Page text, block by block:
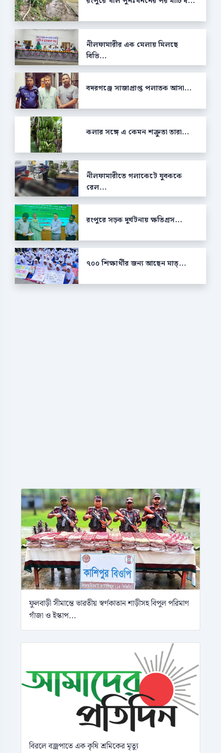
নীলফামারীর এক মেলায় মিলছে
বিভি...
বদরগঞ্জে সাজাপ্রাপ্ত পলাতক আসা...
কলার সঙ্গে এ কেমন শক্রুতা তারা...
নীলফামারীতে গলাকেটে যুবককে
রেল...
রংপুরে সড়ক দুর্ঘটনায় ক্ষতিগ্রস...
৭০০ শিক্ষার্থীর জন্য আছেন মাত্...
ফুলবাড়ী সীমান্তে ভারতীয় স্বর্ণকাতান শাড়ীসহ বিপুল পরিমাণ
গাঁজা ও ইস্কাপ...
বিরলে বজ্রপাতে এক কৃষি শ্রমিকের মৃত্যু